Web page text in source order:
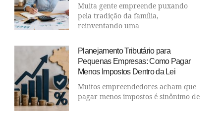
Muita gente empreende puxando
pela tradição da família,
reinventando uma
Planejamento Tributário para
Pequenas Empresas: Como Pagar
Menos Impostos Dentro da Lei
Muitos empreendedores acham que
pagar menos impostos é sinônimo de